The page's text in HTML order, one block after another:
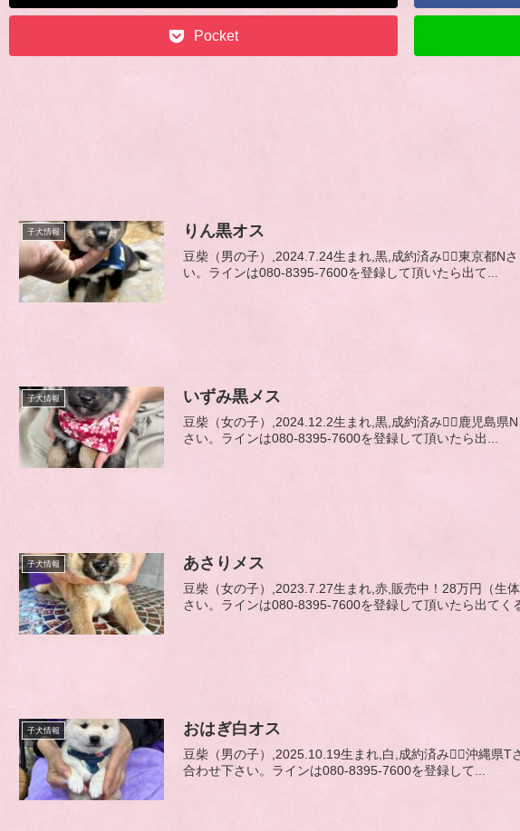
Pocket
子犬情報 りん黒オス
豆柴（男の子）,2024.7.24生まれ,黒,成約済み🙇‍♂️東京都N
い。ラインは080-8395-7600を登録して頂いたら出て...
子犬情報 いずみ黒メス
豆柴（女の子）,2024.12.2生まれ,黒,成約済み🙇‍♂️鹿児島
さい。ラインは080-8395-7600を登録して頂いたら出...
子犬情報 あさりメス
豆柴（女の子）,2023.7.27生まれ,赤,販売中！28万円（生
さい。ラインは080-8395-7600を登録して頂いたら出てく
子犬情報 おはぎ白オス
豆柴（男の子）,2025.10.19生まれ,白,成約済み🙇‍♂️沖縄県
合わせ下さい。ラインは080-8395-7600を登録して...